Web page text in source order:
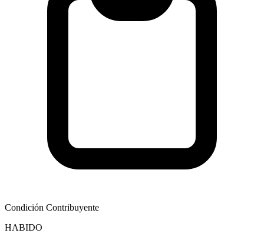
Condición Contribuyente
HABIDO